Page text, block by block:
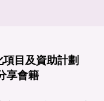
項目及資助計劃
享會籍